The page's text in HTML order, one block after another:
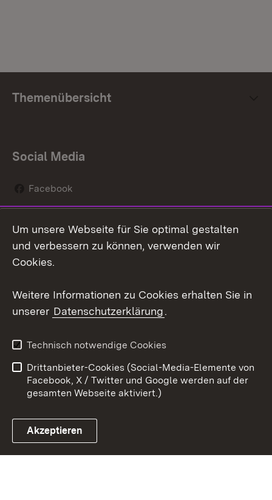
Themenübersicht
Social Media
Facebook
Social Wall
Youtube
Link zum Landesportal
Kontakt
Datenschutz
Barrierefreiheit
Impressum Cookies
Um unsere Webseite für Sie optimal gestalten
und verbessern zu können, verwenden wir
Cookies.
Weitere Informationen zu Cookies erhalten Sie in
unserer Datenschutzerklärung.
Technisch notwendige Cookies
Drittanbieter-Cookies (Social-Media-Elemente von
Facebook, X / Twitter und Google werden auf der
gesamten Webseite aktiviert.)
Akzeptieren